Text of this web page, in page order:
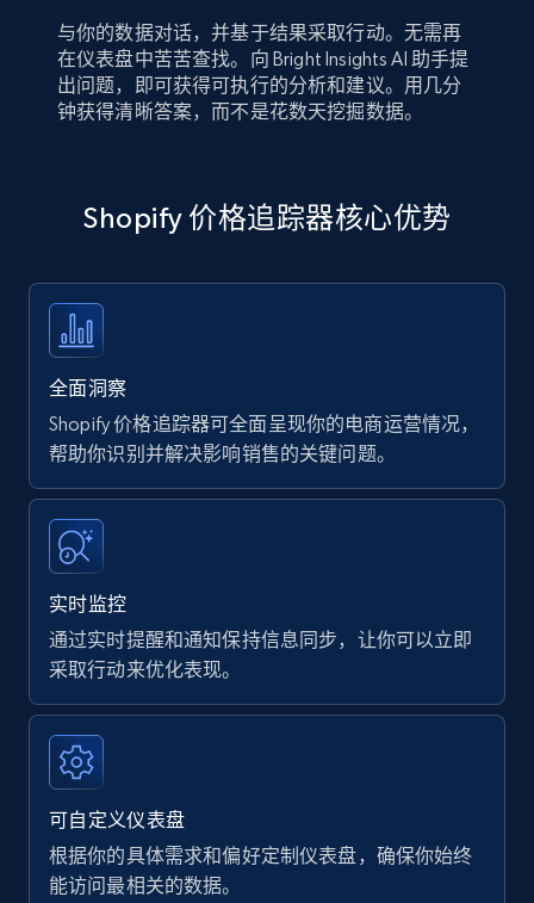
与你的数据对话，并基于结果采取行动。无需再
在仪表盘中苦苦查找。向 Bright Insights AI 助手提
出问题，即可获得可执行的分析和建议。用几分
钟获得清晰答案，而不是花数天挖掘数据。
Shopify 价格追踪器核心优势
全面洞察
Shopify 价格追踪器可全面呈现你的电商运营情况，
帮助你识别并解决影响销售的关键问题。
实时监控
通过实时提醒和通知保持信息同步，让你可以立即
采取行动来优化表现。
可自定义仪表盘
根据你的具体需求和偏好定制仪表盘，确保你始终
能访问最相关的数据。